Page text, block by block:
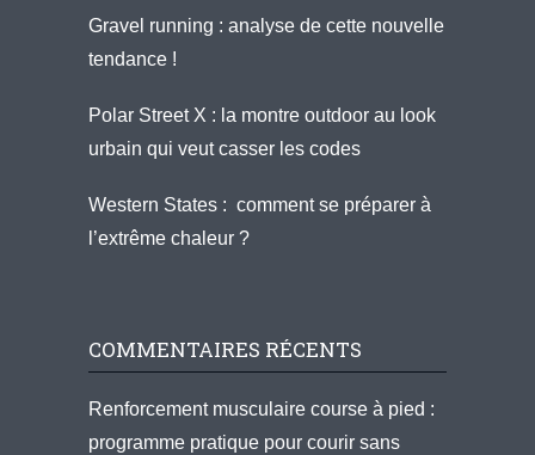
Gravel running : analyse de cette nouvelle
tendance !
Polar Street X : la montre outdoor au look
urbain qui veut casser les codes
Western States : comment se préparer à
l’extrême chaleur ?
COMMENTAIRES RÉCENTS
Renforcement musculaire course à pied :
programme pratique pour courir sans